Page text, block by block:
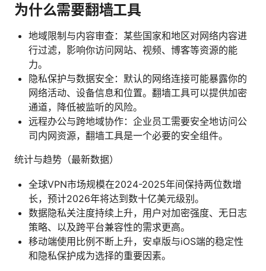
为什么需要翻墙工具
地域限制与内容审查：某些国家和地区对网络内容进
行过滤，影响你访问网站、视频、博客等资源的能
力。
隐私保护与数据安全：默认的网络连接可能暴露你的
网络活动、设备信息和位置。翻墙工具可以提供加密
通道，降低被监听的风险。
远程办公与跨地域协作：企业员工需要安全地访问公
司内网资源，翻墙工具是一个必要的安全组件。
统计与趋势（最新数据）
全球VPN市场规模在2024-2025年间保持两位数增
长，预计2026年将达到数十亿美元级别。
数据隐私关注度持续上升，用户对加密强度、无日志
策略、以及跨平台兼容性的需求更高。
移动端使用比例不断上升，安卓版与iOS端的稳定性
和隐私保护成为选择的重要因素。